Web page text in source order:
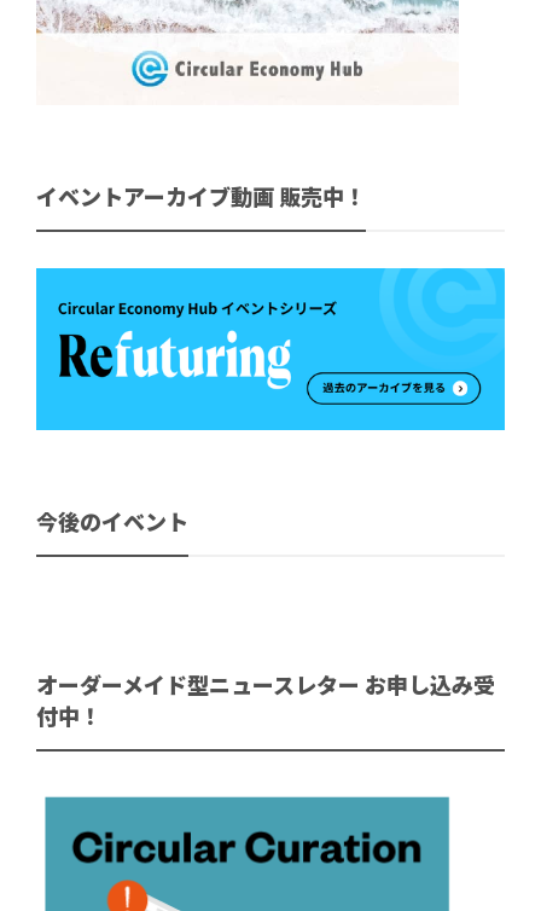
イベントアーカイブ動画 販売中！
今後のイベント
オーダーメイド型ニュースレター お申し込み受
付中！